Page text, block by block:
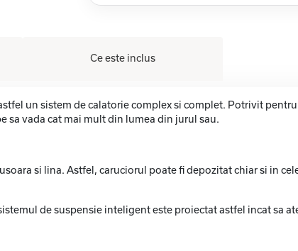
Ce este inclus
un sistem de calatorie complex si complet. Potrivit
sa vada cat mai mult din lumea din jurul sau.
si lina. Astfel, caruciorul poate fi depozitat chiar si in
de suspensie inteligent este proiectat astfel incat sa